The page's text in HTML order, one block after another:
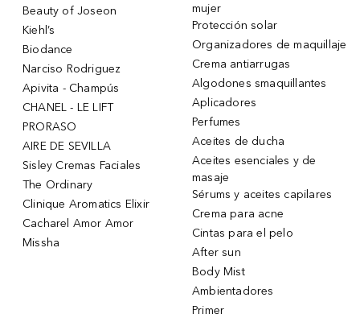
Beauty of Joseon
Kiehl’s
Biodance
Narciso Rodriguez
Apivita - Champús
CHANEL - LE LIFT
PRORASO
AIRE DE SEVILLA
Sisley Cremas Faciales
The Ordinary
Clinique Aromatics Elixir
Cacharel Amor Amor
Missha
mujer
Protección solar
Organizadores de maquillaje
Crema antiarrugas
Algodones smaquillantes
Aplicadores
Perfumes
Aceites de ducha
Aceites esenciales y de
masaje
Sérums y aceites capilares
Crema para acne
Cintas para el pelo
After sun
Body Mist
Ambientadores
Primer